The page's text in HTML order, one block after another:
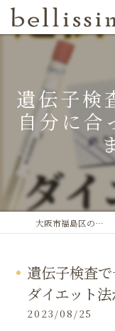
遺伝子検
自分に合
大阪市福島区のエステならbellissimo
遺伝子検査
ダイエット
2023/08/25